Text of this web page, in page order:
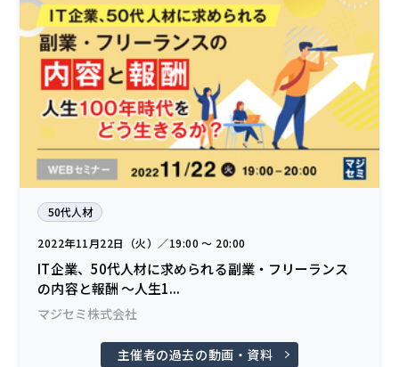
50代人材
2022年11月22日（火）／19:00 〜 20:00
IT企業、50代人材に求められる副業・フリーランス
の内容と報酬 ～人生1...
マジセミ株式会社
主催者の過去の動画・資料